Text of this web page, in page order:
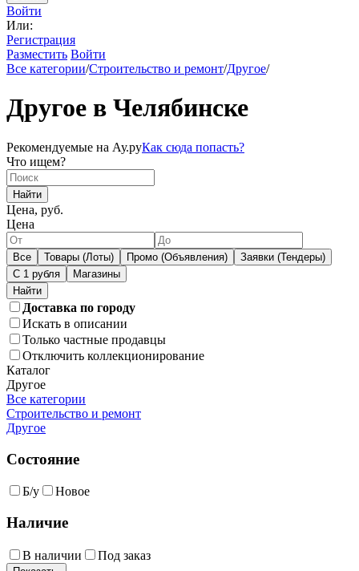
Войти
Или:
Регистрация
Разместить Войти
Все категории/Строительство и ремонт/Другое/
Другое в Челябинске
Рекомендуемые на Ау.руКак сюда попасть?
Что ищем?
Найти
Цена, руб.
Цена
Все Товары (Лоты) Промо (Объявления)
Заявки (Тендеры)
С 1 рубля
Магазины
Доставка по городу
Искать в описании
Только частные продавцы
Отключить коллекционирование
Каталог
Другое
Все категории
Строительство и ремонт
Другое
Состояние
Б/у Новое
Наличие
В наличии Под заказ